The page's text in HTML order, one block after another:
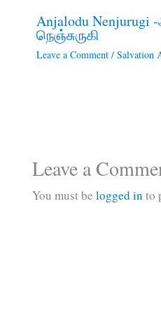
Anjalodu
நெஞ்சுருகி
Leave a Comment / Salvation
Leave a
You must be logged in to